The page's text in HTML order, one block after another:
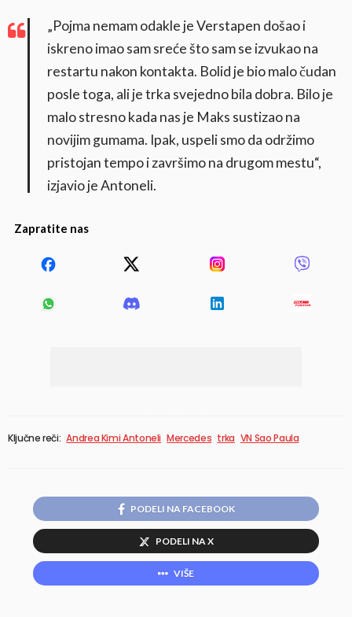
„Pojma nemam odakle je Verstapen došao i
iskreno imao sam sreće što sam se izvukao na
restartu nakon kontakta. Bolid je bio malo čudan
posle toga, ali je trka svejedno bila dobra. Bilo je
malo stresno kada nas je Maks sustizao na
novijim gumama. Ipak, uspeli smo da održimo
pristojan tempo i završimo na drugom mestu“,
izjavio je Antoneli.
Zapratite nas
Ključne reči: Andrea Kimi Antoneli Mercedes trka VN Sao Paula
PODELI NA FACEBOOK
PODELI NA X
VIŠE